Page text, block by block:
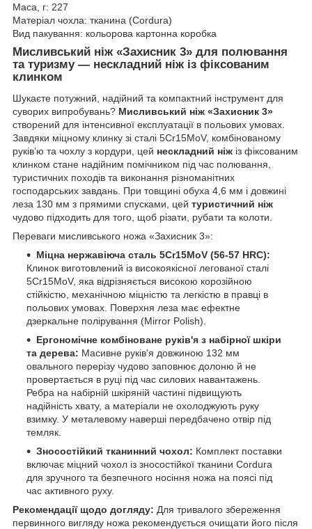
Маса, г: 227
Матеріал чохла: тканина (Cordura)
Вид пакування: кольорова картонна коробка
Мисливський ніж «Захисник 3» для полювання
та туризму — нескладний ніж із фіксованим
клинком
Шукаєте потужний, надійний та компактний інструмент для
суворих випробувань? Мисливський ніж «Захисник 3»
створений для інтенсивної експлуатації в польових умовах.
Завдяки міцному клинку зі сталі 5Cr15MoV, комбінованому
руків’ю та чохлу з кордури, цей нескладний ніж із фіксованим
клинком стане надійним помічником під час полювання,
туристичних походів та виконання різноманітних
господарських завдань. При товщині обуха 4,6 мм і довжині
леза 130 мм з прямими спусками, цей туристичний ніж
чудово підходить для того, щоб різати, рубати та колоти.
Переваги мисливського ножа «Захисник 3»:
Міцна нержавіюча сталь 5Cr15MoV (56-57 HRC):
Клинок виготовлений із високоякісної легованої сталі
5Cr15MoV, яка відрізняється високою корозійною
стійкістю, механічною міцністю та легкістю в правці в
польових умовах. Поверхня леза має ефектне
дзеркальне полірування (Mirror Polish).
Ергономічне комбіноване руків'я з набірної шкіри
та дерева: Масивне руків'я довжиною 132 мм
овального перерізу чудово заповнює долоню й не
провертається в руці під час силових навантажень.
Ребра на набірній шкіряній частині підвищують
надійність хвату, а матеріали не охолоджують руку
взимку. У металевому наверші передбачено отвір під
темляк.
Зносостійкий тканинний чохол: Комплект поставки
включає міцний чохол із зносостійкої тканини Cordura
для зручного та безпечного носіння ножа на поясі під
час активного руху.
Рекомендації щодо догляду: Для тривалого збереження
первинного вигляду ножа рекомендується очищати його після